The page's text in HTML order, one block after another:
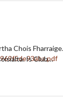
Chois
Is Club…